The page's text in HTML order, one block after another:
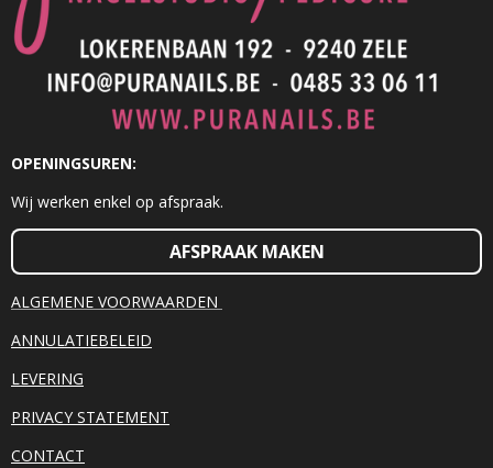
OPENINGSUREN:
Wij werken enkel op afspraak.
AFSPRAAK MAKEN
ALGEMENE VOORWAARDEN
ANNULATIEBELEID
LEVERING
PRIVACY STATEMENT
CONTACT